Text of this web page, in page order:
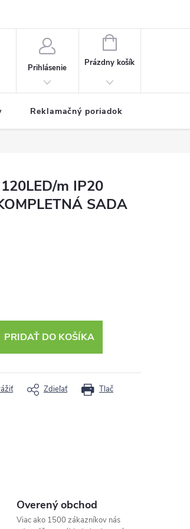
Prihlásenie
NÁKUPNÝ
KOŠÍK
Prázdny košík
Reklamačný poriadok
m IP20
SADA
PRIDAŤ DO KOŠÍKA
Tlač
Zdieľať
Overený obchod
Viac ako 1500 zákazníkov nás